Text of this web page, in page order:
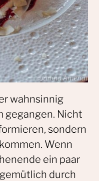
wahnsinnig
gegangen. Nicht
sondern
Wenn
ein paar
durch